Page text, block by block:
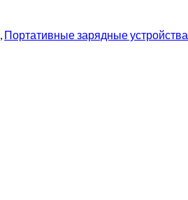
, Портативные зарядные устройства